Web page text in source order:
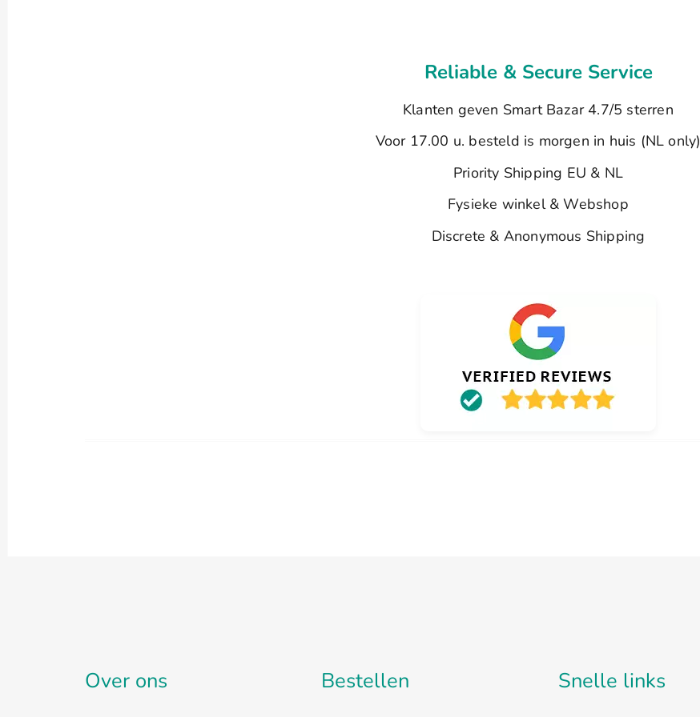
Reliable & Secure Service
Klanten geven Smart Bazar 4.7/5 sterren
Voor 17.00 u. besteld is morgen in huis (NL only)
Priority Shipping EU & NL
Fysieke winkel & Webshop
Discrete & Anonymous Shipping
Over ons Bestellen Snelle links